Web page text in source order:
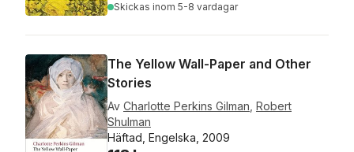
Skickas inom 5-8 vardagar
The Yellow Wall-Paper and Other
Stories
Av Charlotte Perkins Gilman, Robert
Shulman
Häftad, Engelska, 2009